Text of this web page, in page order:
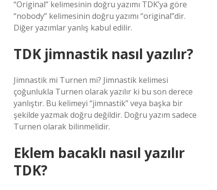
“Original” kelimesinin doğru yazımı TDK’ya göre
“nobody” kelimesinin doğru yazımı “original”dir.
Diğer yazımlar yanlış kabul edilir.
TDK jimnastik nasıl yazılır?
Jimnastik mi Turnen mi? Jimnastik kelimesi
çoğunlukla Turnen olarak yazılır ki bu son derece
yanlıştır. Bu kelimeyi “jimnastik” veya başka bir
şekilde yazmak doğru değildir. Doğru yazım sadece
Turnen olarak bilinmelidir.
Eklem bacaklı nasıl yazılır
TDK?